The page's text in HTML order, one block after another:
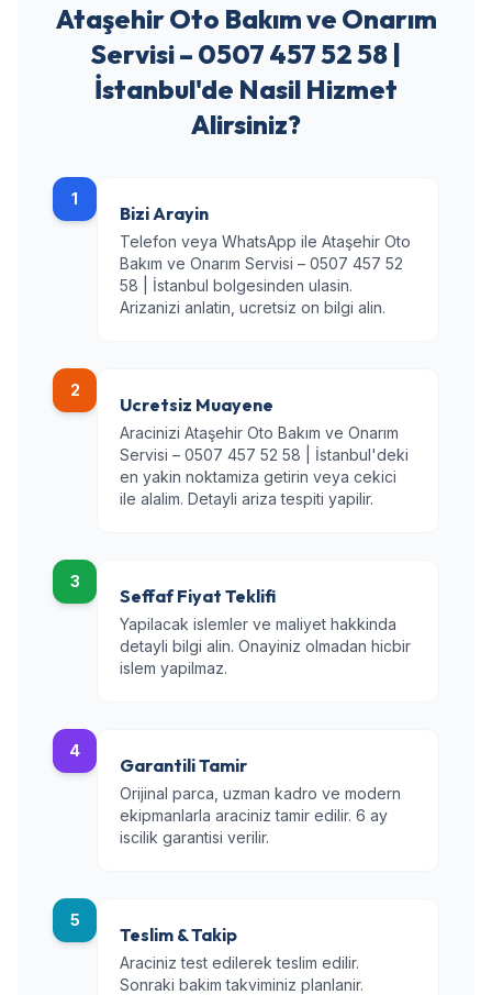
Ataşehir Oto Bakım ve Onarım
Servisi – 0507 457 52 58 |
İstanbul'de Nasil Hizmet
Alirsiniz?
1
Bizi Arayin
Telefon veya WhatsApp ile Ataşehir Oto
Bakım ve Onarım Servisi – 0507 457 52
58 | İstanbul bolgesinden ulasin.
Arizanizi anlatin, ucretsiz on bilgi alin.
2
Ucretsiz Muayene
Aracinizi Ataşehir Oto Bakım ve Onarım
Servisi – 0507 457 52 58 | İstanbul'deki
en yakin noktamiza getirin veya cekici
ile alalim. Detayli ariza tespiti yapilir.
3
Seffaf Fiyat Teklifi
Yapilacak islemler ve maliyet hakkinda
detayli bilgi alin. Onayiniz olmadan hicbir
islem yapilmaz.
4
Garantili Tamir
Orijinal parca, uzman kadro ve modern
ekipmanlarla araciniz tamir edilir. 6 ay
iscilik garantisi verilir.
5
Teslim & Takip
Araciniz test edilerek teslim edilir.
Sonraki bakim takviminiz planlanir.